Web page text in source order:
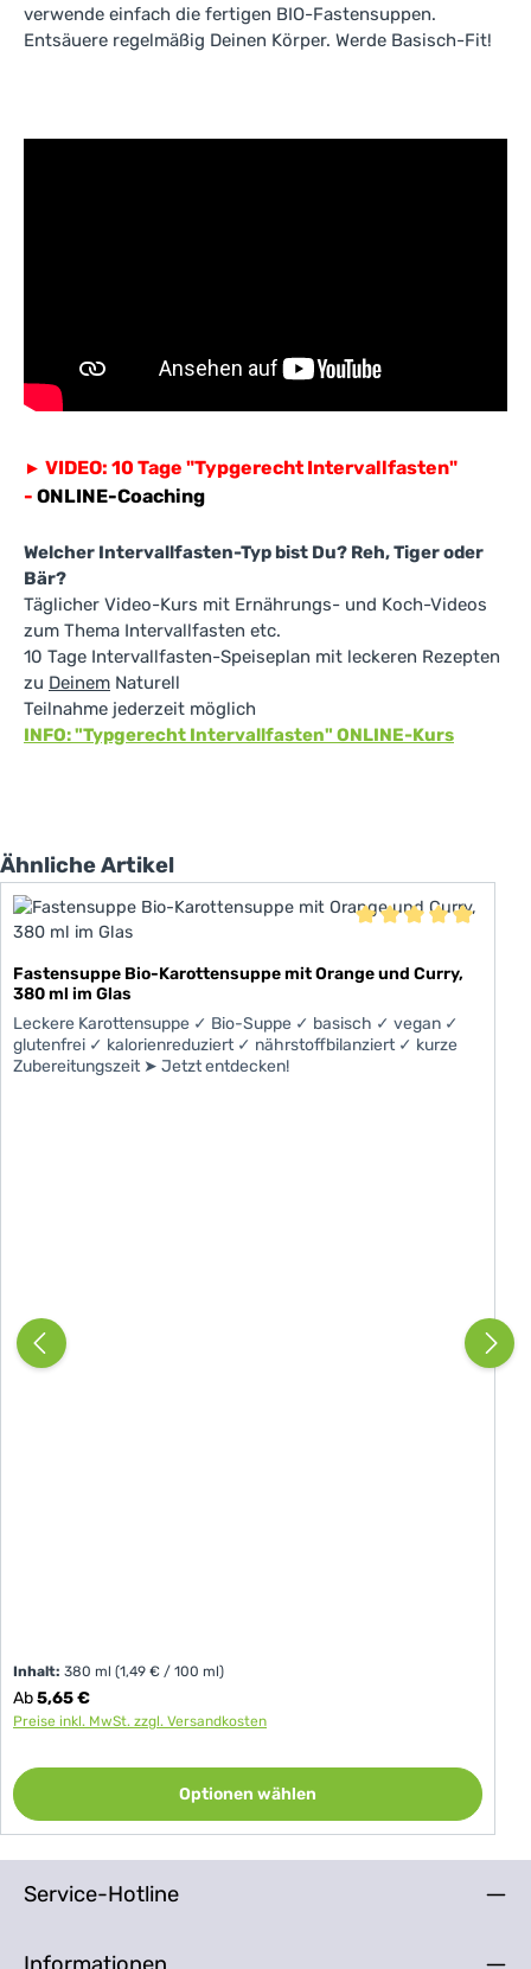
verwende einfach die fertigen BIO-Fastensuppen.
Entsäuere regelmäßig Deinen Körper. Werde Basisch-Fit!
► VIDEO: 10 Tage "Typgerecht Intervallfasten"
- ONLINE-Coaching
Welcher Intervallfasten-Typ bist Du? Reh, Tiger oder
Bär?
Täglicher Video-Kurs mit Ernährungs- und Koch-Videos
zum Thema Intervallfasten etc.
10 Tage Intervallfasten-Speiseplan mit leckeren Rezepten
zu Deinem Naturell
Teilnahme jederzeit möglich
INFO: "Typgerecht Intervallfasten" ONLINE-Kurs
Produktgalerie überspringen
Ähnliche Artikel
Fastensuppe Bio-Karottensuppe mit Orange und Curry,
380 ml im Glas
Leckere Karottensuppe ✓ Bio-Suppe ✓ basisch ✓ vegan ✓
glutenfrei ✓ kalorienreduziert ✓ nährstoffbilanziert ✓ kurze
Zubereitungszeit ➤ Jetzt entdecken!
Inhalt:380 ml(1,49 € / 100 ml)
Regulärer Preis:
Ab5,65 €
Preise inkl. MwSt. zzgl. Versandkosten
Optionen wählen
Service-Hotline
Informationen